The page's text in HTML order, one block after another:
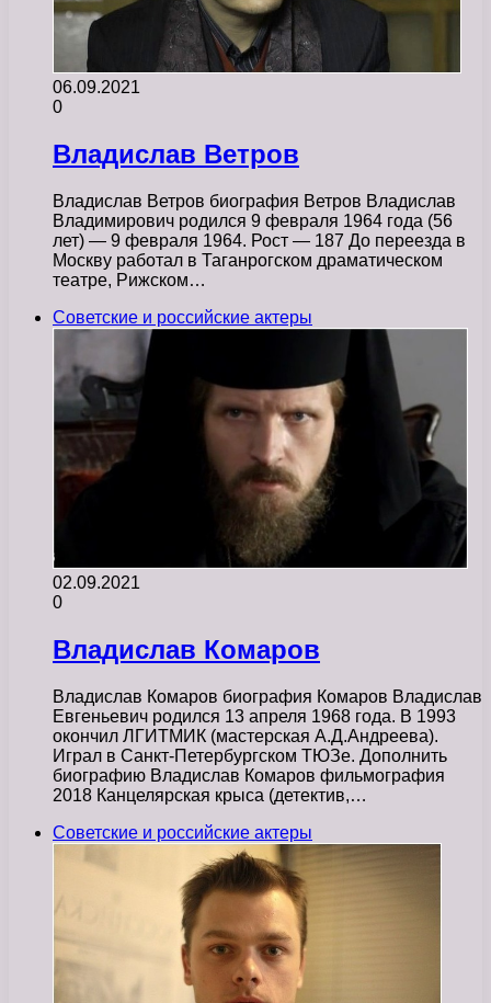
06.09.2021
0
Владислав Ветров
Владислав Ветров биография Ветров Владислав
Владимирович родился 9 февраля 1964 года (56
лет) — 9 февраля 1964. Рост — 187 До переезда в
Москву работал в Таганрогском драматическом
театре, Рижском…
Советские и российские актеры
02.09.2021
0
Владислав Комаров
Владислав Комаров биография Комаров Владислав
Евгеньевич родился 13 апреля 1968 года. В 1993
окончил ЛГИТМИК (мастерская А.Д.Андреева).
Играл в Санкт-Петербургском ТЮЗе. Дополнить
биографию Владислав Комаров фильмография
2018 Канцелярская крыса (детектив,…
Советские и российские актеры